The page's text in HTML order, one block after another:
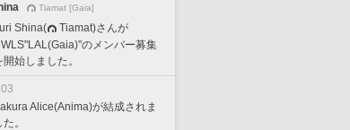
Tiamat [Gaia]
Shina(
Tiamat)さんが
のメンバー募集
開始しました。
Alice(Anima)が結成されま
た。